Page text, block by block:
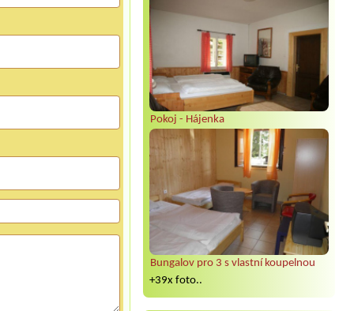
Pokoj - Hájenka
Bungalov pro 3 s vlastní koupelnou
+39x foto..